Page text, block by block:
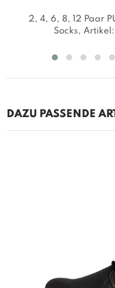
2, 4, 6, 8, 12 Paar
Socks,
DAZU PASSENDE